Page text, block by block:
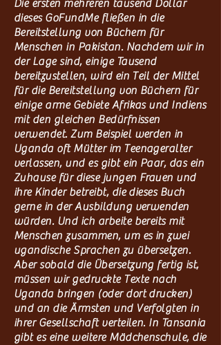
Die ersten mehreren tausend Dollar
dieses GoFundMe fließen in die
Bereitstellung von Büchern für
Menschen in Pakistan. Nachdem wir in
der Lage sind, einige Tausend
bereitzustellen, wird ein Teil der Mittel
für die Bereitstellung von Büchern für
einige arme Gebiete Afrikas und Indiens
mit den gleichen Bedürfnissen
verwendet. Zum Beispiel werden in
Uganda oft Mütter im Teenageralter
verlassen, und es gibt ein Paar, das ein
Zuhause für diese jungen Frauen und
ihre Kinder betreibt, die dieses Buch
gerne in der Ausbildung verwenden
würden. Und ich arbeite bereits mit
Menschen zusammen, um es in zwei
ugandische Sprachen zu übersetzen.
Aber sobald die Übersetzung fertig ist,
müssen wir gedruckte Texte nach
Uganda bringen (oder dort drucken)
und an die Ärmsten und Verfolgten in
ihrer Gesellschaft verteilen. In Tansania
gibt es eine weitere Mädchenschule, die